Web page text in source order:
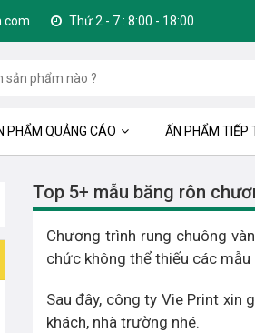
Thứ 2 - 7 : 8:00 - 18:00
PHẨM QUẢNG CÁO ẤN PHẨM TIẾP
Top 5+ mẫu băng rôn
Chương trình rung chuông
chức không thể thiếu các mẫu
Sau đây, công ty Vie Print xin
khách, nhà trường nhé.